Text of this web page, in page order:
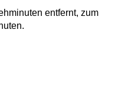
entfernt, zum